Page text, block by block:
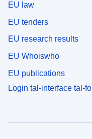
EU law
EU tenders
EU research results
EU Whoiswho
EU publications
Login tal-interface tal-